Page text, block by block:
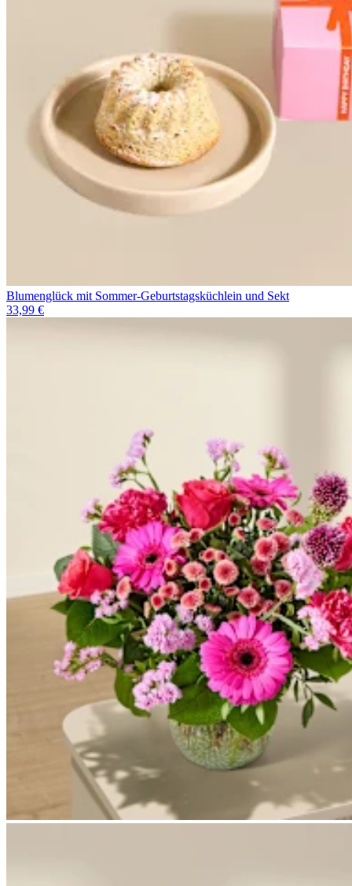
Blumenglück mit Sommer-Geburtstagsküchlein und Sekt
33,99 €